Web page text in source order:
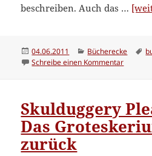
beschreiben. Auch das …
Veröffentlicht
am
04.06.2011 Kategorien
Bücherecke
Schreibe einen Kommentarzu
Skulduggery
Das
zurück